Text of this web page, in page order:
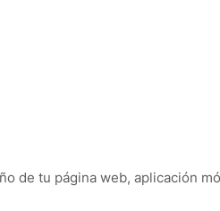
de tu página web, aplicación